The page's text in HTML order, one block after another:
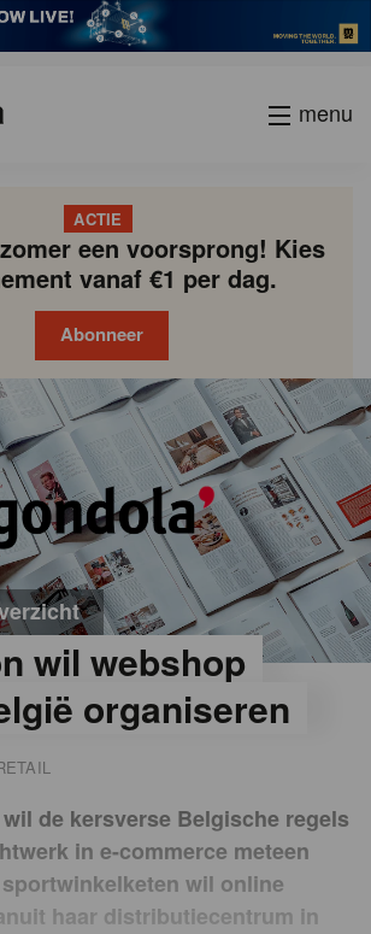
menu
ACTIE
een voorsprong! Kies
vanaf €1 per dag.
Abonneer
wil webshop
organiseren
de kersverse Belgische regels
in e-commerce meteen
wil online
haar distributiecentrum in